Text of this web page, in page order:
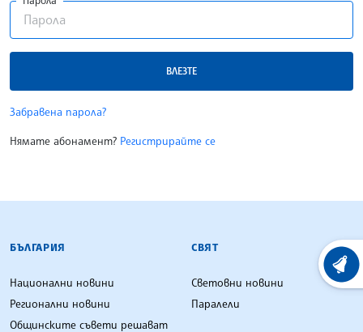
ВЛЕЗТЕ
Забравена парола?
Нямате абонамент? Регистрирайте се
БЪЛГАРСКА ТЕЛЕГРАФНА АГЕНЦИЯ
БЪЛГАРИЯ
Национални новини
Регионални новини
Общинските съвети решават
СВЯТ
Световни новини
Паралели